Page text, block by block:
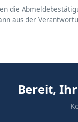
die
aus der
Bereit,